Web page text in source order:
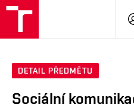
DETAIL PŘEDMĚTU
Sociální